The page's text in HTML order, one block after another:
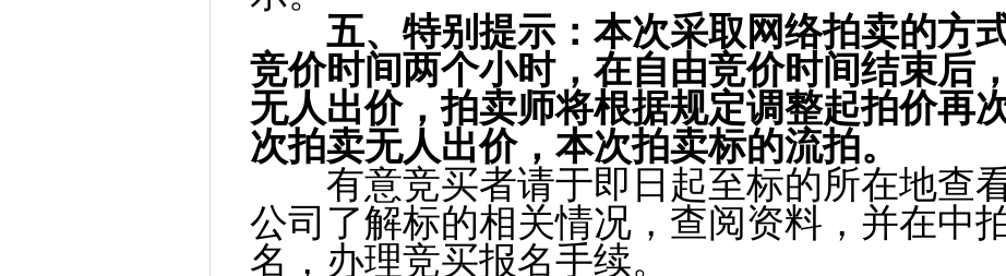
五、特别提示：本次采取网络拍卖的方
竞价时间两个小时，在自由竞价时间结束后
无人出价，拍卖师将根据规定调整起拍价再
次拍卖无人出价，本次拍卖标的流拍。
有意竞买者请于即日起至标的所在地查
公司了解标的相关情况，查阅资料，并在中
名，办理竞买报名手续。